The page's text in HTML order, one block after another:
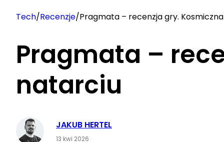
Tech/Recenzje/Pragmata – recenzja gry.
Pragmata –
natarciu
JAKUB HERTEL
13 kwi 2026